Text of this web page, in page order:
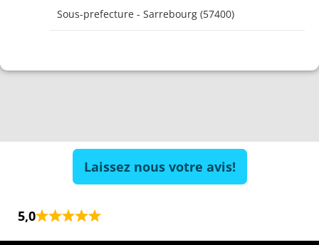
Sous-prefecture - Sarrebourg (57400)
Laissez nous votre avis!
5,0